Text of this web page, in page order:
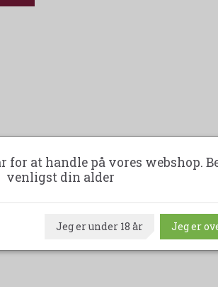
for at handle på vores webshop.
venligst din alder
Jeg er under 18 år Jeg er